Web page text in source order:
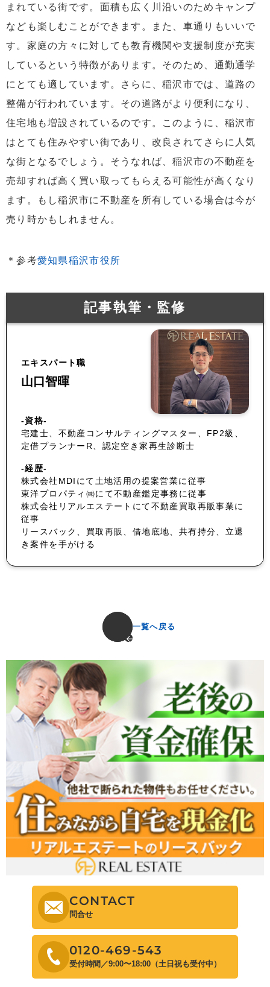
まれている街です。面積も広く川沿いのためキャンプ
なども楽しむことができます。また、車通りもいいで
す。家庭の方々に対しても教育機関や支援制度が充実
しているという特徴があります。そのため、通勤通学
にとても適しています。さらに、稲沢市では、道路の
整備が行われています。その道路がより便利になり、
住宅地も増設されているのです。このように、稲沢市
はとても住みやすい街であり、改良されてさらに人気
な街となるでしょう。そうなれば、稲沢市の不動産を
売却すれば高く買い取ってもらえる可能性が高くなり
ます。もし稲沢市に不動産を所有している場合は今が
売り時かもしれません。
＊参考愛知県稲沢市役所
記事執筆・監修
エキスパート職
山口智暉
-資格-
宅建士、不動産コンサルティングマスター、FP2級、
定借プランナーR、認定空き家再生診断士
-経歴-
株式会社MDIにて土地活用の提案営業に従事
東洋プロパティ㈱にて不動産鑑定事務に従事
株式会社リアルエステートにて不動産買取再販事業に
従事
リースバック、買取再販、借地底地、共有持分、立退
き案件を手がける
一覧へ戻る
CONTACT
問合せ
0120-469-543
受付時間／9:00〜18:00（土日祝も受付中）